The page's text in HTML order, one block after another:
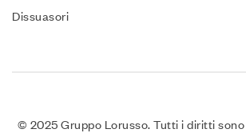
Dissuasori
© 2025 Gruppo Lorusso. Tutti i diritti